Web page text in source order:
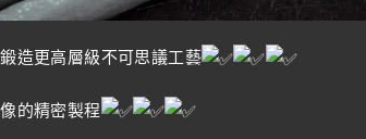
造更高層級不可思議工藝
的精密製程